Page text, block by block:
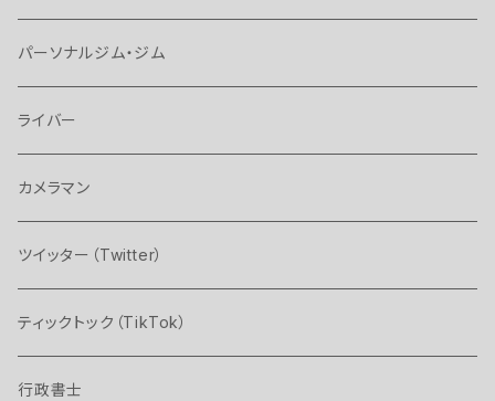
パーソナルジム・ジム
ライバー
カメラマン
ツイッター（Twitter）
ティックトック（TikTok）
行政書士